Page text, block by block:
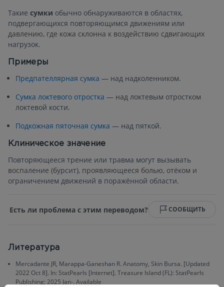
Такие сумки обычно обнаруживаются в областях,
подвергающихся повторяющимся движениям или
давлению, где кожа склонна к воздействию сдвигающих
нагрузок.
Примеры
Предпателлярная сумка — над надколенником.
Сумка локтевого отростка — над локтевым отростком
локтевой кости.
Подкожная пяточная сумка — над пяткой.
Клиническое значение
Повторяющееся трение или травма могут вызывать
воспаление (бурсит), проявляющееся болью, отёком и
ограничением движений в поражённой области.
Есть ли проблема с этим переводом? СООБЩИТЬ
Литература
Mercadante JR, Marappa-Ganeshan R. Anatomy, Skin Bursa. [Updated
2022 Oct 8]. In: StatPearls [Internet]. Treasure Island (FL): StatPearls
Publishing; 2025 Jan-. Available